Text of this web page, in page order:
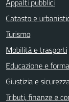
Appalti pubblici
Catasto e
Turismo
Mobilità e trasporti
Educazione e
Giustizia e
Tributi, finanze e